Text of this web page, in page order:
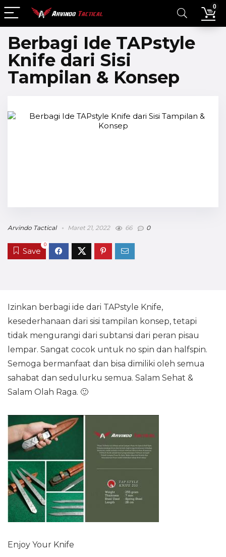
0
Berbagi Ide TAPstyle
Knife dari Sisi
Tampilan & Konsep
Arvindo Tactical Maret 21, 2022 66 0
Save
0
Izinkan berbagi ide dari TAPstyle Knife,
kesederhanaan dari sisi tampilan konsep, tetapi
tidak mengurangi dari subtansi dari peran pisau
lempar. Sangat cocok untuk no spin dan halfspin.
Semoga bermanfaat dan bisa dimiliki oleh semua
sahabat dan sedulurku semua. Salam Sehat &
Salam Olah Raga. 🙂
Enjoy Your Knife